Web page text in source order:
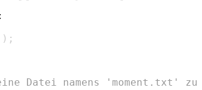
:
) ;
Datei namens 'moment.txt'